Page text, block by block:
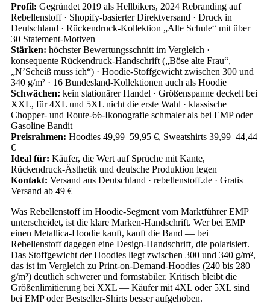
Profil: Gegründet 2019 als Hellbikers, 2024 Rebranding auf
Rebellenstoff · Shopify-basierter Direktversand · Druck in
Deutschland · Rückendruck-Kollektion „Alte Schule“ mit über
30 Statement-Motiven
Stärken: höchster Bewertungsschnitt im Vergleich ·
konsequente Rückendruck-Handschrift („Böse alte Frau“,
„N’Scheiß muss ich“) · Hoodie-Stoffgewicht zwischen 300 und
340 g/m² · 16 Bundesland-Kollektionen auch als Hoodie
Schwächen: kein stationärer Handel · Größenspanne deckelt bei
XXL, für 4XL und 5XL nicht die erste Wahl · klassische
Chopper- und Route-66-Ikonografie schmaler als bei EMP oder
Gasoline Bandit
Preisrahmen: Hoodies 49,99–59,95 €, Sweatshirts 39,99–44,44
€
Ideal für: Käufer, die Wert auf Sprüche mit Kante,
Rückendruck-Ästhetik und deutsche Produktion legen
Kontakt: Versand aus Deutschland · rebellenstoff.de · Gratis
Versand ab 49 €
Was Rebellenstoff im Hoodie-Segment vom Marktführer EMP
unterscheidet, ist die klare Marken-Handschrift. Wer bei EMP
einen Metallica-Hoodie kauft, kauft die Band — bei
Rebellenstoff dagegen eine Design-Handschrift, die polarisiert.
Das Stoffgewicht der Hoodies liegt zwischen 300 und 340 g/m²,
das ist im Vergleich zu Print-on-Demand-Hoodies (240 bis 280
g/m²) deutlich schwerer und formstabiler. Kritisch bleibt die
Größenlimitierung bei XXL — Käufer mit 4XL oder 5XL sind
bei EMP oder Bestseller-Shirts besser aufgehoben.